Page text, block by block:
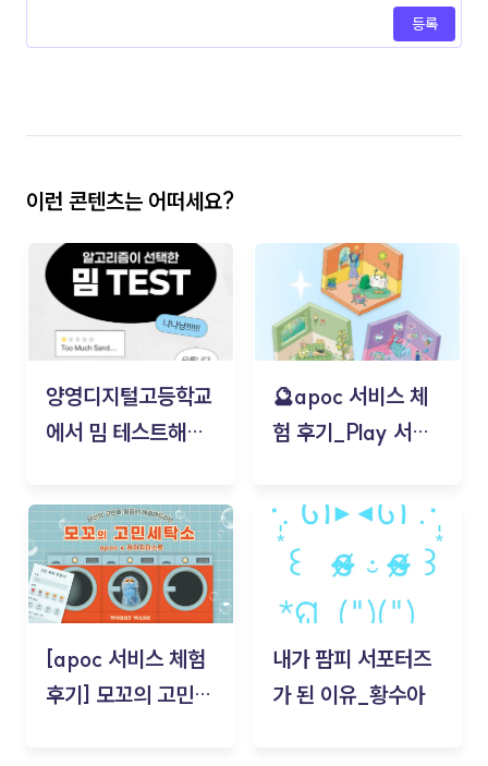
등록
이런 콘텐츠는 어떠세요?
양영디지털고등학교
에서 밈 테스트해보
🔮apoc 서비스 체
험 후기_Play 서비
김태현
[apoc 서비스 체험
후기] 모꼬의 고민세
내가 팜피 서포터즈
가 된 이유_황수아